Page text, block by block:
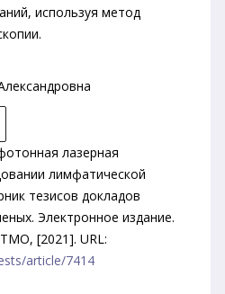
используя метод
лазерная
лимфатической
тезисов докладов
Электронное издание.
[2021]. URL:
article/7414